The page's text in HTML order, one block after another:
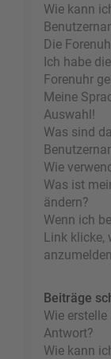
Wie kann
Die
Ich habe
Forenuhr
Meine
Auswahl!
Was sind
Wie
Was ist
ändern?
Wenn ich
Link klicke,
Beiträge
Wie
Antwort?
Wie kann